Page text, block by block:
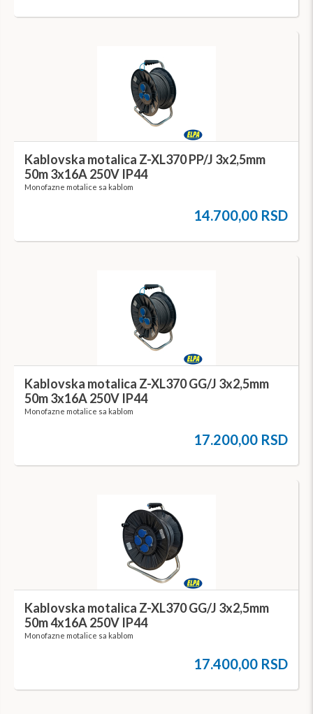
Kablovska motalica Z-XL370 PP/J 3x2,5mm
50m 3x16A 250V IP44
Monofazne motalice sa kablom
14.700,00 RSD
Kablovska motalica Z-XL370 GG/J 3x2,5mm
50m 3x16A 250V IP44
Monofazne motalice sa kablom
17.200,00 RSD
Kablovska motalica Z-XL370 GG/J 3x2,5mm
50m 4x16A 250V IP44
Monofazne motalice sa kablom
17.400,00 RSD